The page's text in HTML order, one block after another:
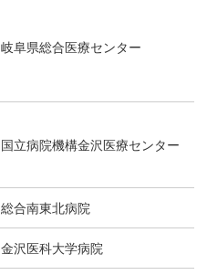
岐阜県総合医療センター
国立病院機構金沢医療センター
総合南東北病院
金沢医科大学病院